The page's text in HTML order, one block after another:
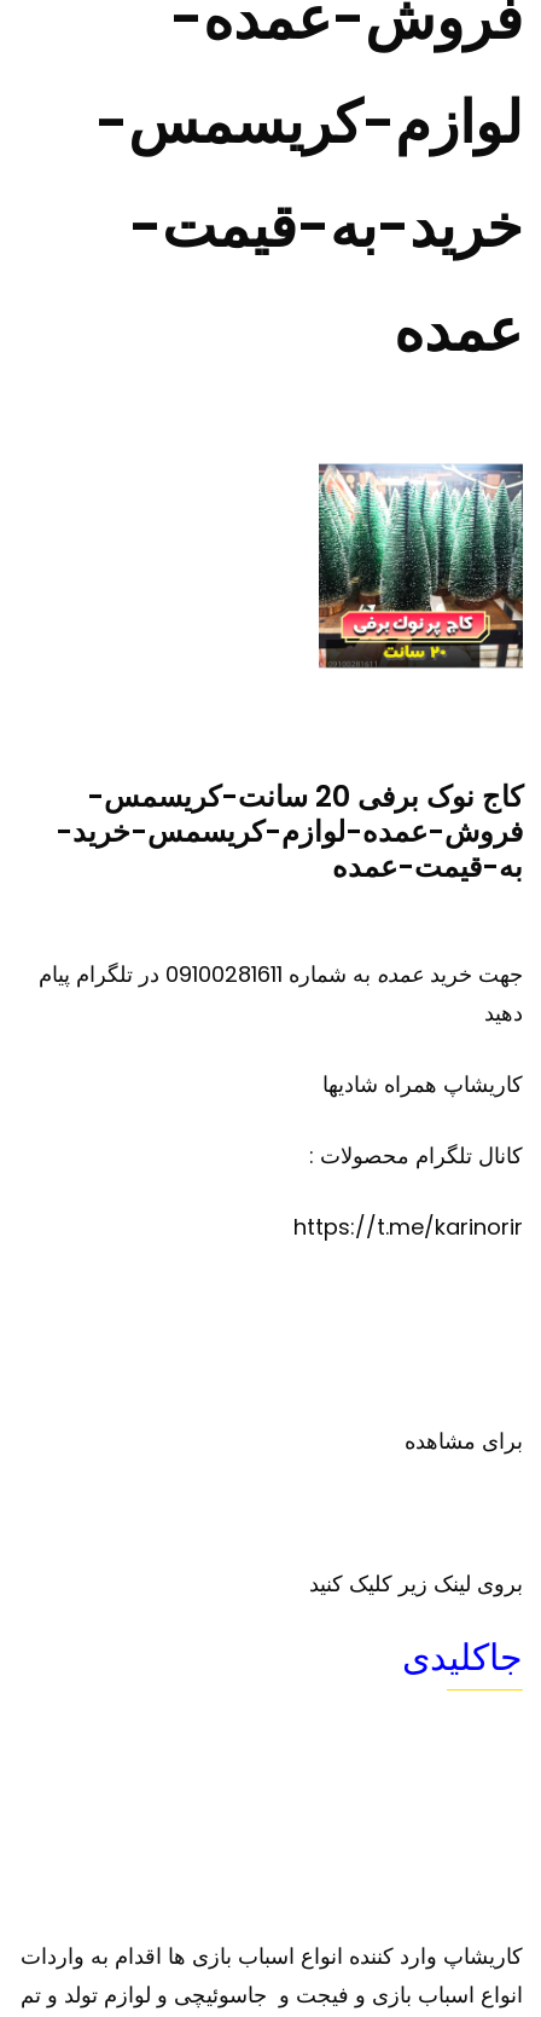
فروش-عمده-
لوازم-کریسمس-
خرید-به-قیمت-
عمده
کاج نوک برفی 20 سانت-کریسمس-
فروش-عمده-لوازم-کریسمس-خرید-
به-قیمت-عمده
جهت خرید عمده
به شماره 09100281611 در تلگرام پیام
دهید
کاریشاپ همراه شادیها
کانال تلگرام محصولات :
https://t.me/karinorir
برای مشاهده
بروی لینک زیر کلیک کنید
جاکلیدی
کاریشاپ وارد کننده انواع اسباب بازی ها اقدام به واردات
انواع اسباب بازی و فیجت و جاسوئیچی و لوازم تولد و تم